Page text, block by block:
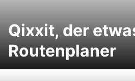
Qixxit, der
Routenplaner